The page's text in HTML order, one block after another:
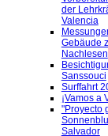
der
Valencia
Gebäude
Nachlesen
Sanssouci
Surffahrt
¡Vamos a
"Proyecto
Salvador